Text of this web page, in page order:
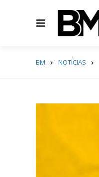
Menu
BM NOTÍCIAS